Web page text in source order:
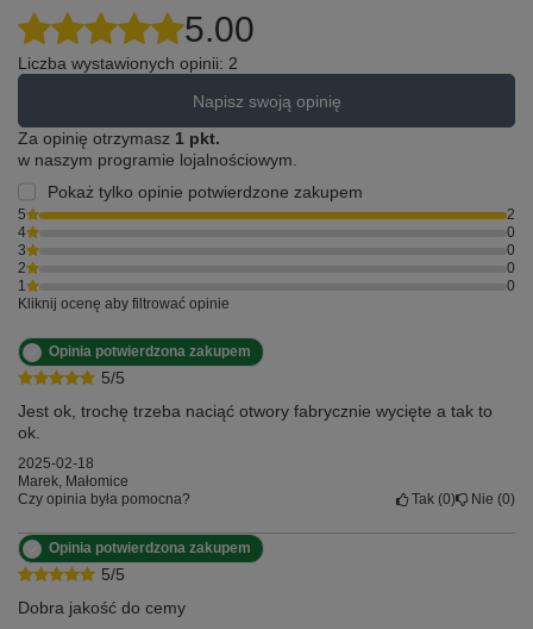
5.00
Liczba wystawionych opinii: 2
Napisz swoją opinię
Za opinię otrzymasz 1 pkt.
w naszym programie lojalnościowym.
Pokaż tylko opinie potwierdzone zakupem
5
2
4
0
3
0
2
0
1
0
Kliknij ocenę aby filtrować opinie
5/5
Opinia potwierdzona zakupem
Jest ok, trochę trzeba naciąć otwory fabrycznie wycięte a tak to
ok.
2025-02-18
Marek, Małomice
Czy opinia była pomocna?
Tak 0 Nie 0
5/5
Opinia potwierdzona zakupem
Dobra jakość do cemy